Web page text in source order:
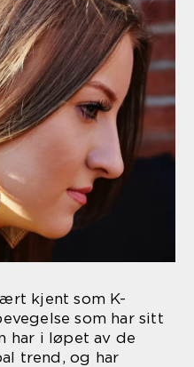
kjent som K-
som har sitt
har i løpet av de
trend, og har